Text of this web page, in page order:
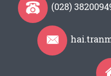
(028)